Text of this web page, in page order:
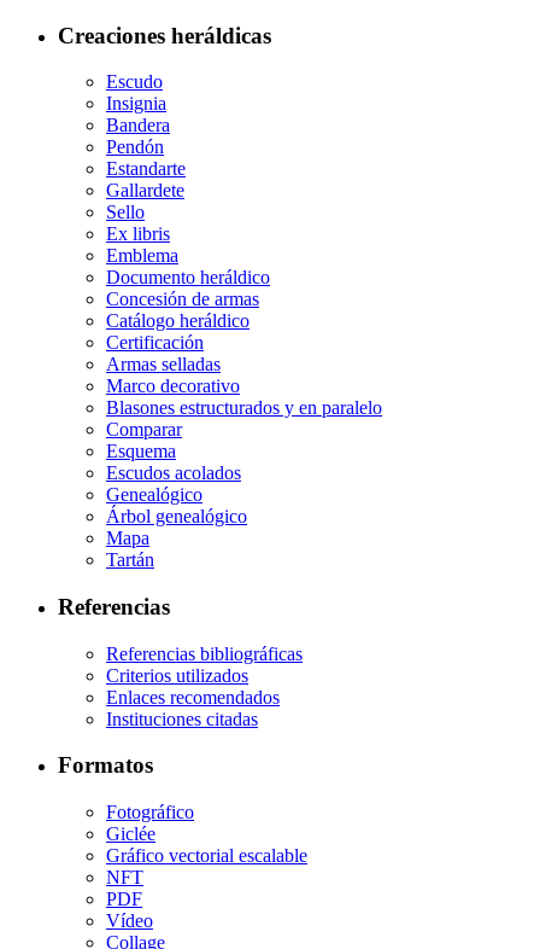
Creaciones heráldicas
Escudo
Insignia
Bandera
Pendón
Estandarte
Gallardete
Sello
Ex libris
Emblema
Documento heráldico
Concesión de armas
Catálogo heráldico
Certificación
Armas selladas
Marco decorativo
Blasones estructurados y en paralelo
Comparar
Esquema
Escudos acolados
Genealógico
Árbol genealógico
Mapa
Tartán
Referencias
Referencias bibliográficas
Criterios utilizados
Enlaces recomendados
Instituciones citadas
Formatos
Fotográfico
Giclée
Gráfico vectorial escalable
NFT
PDF
Vídeo
Collage